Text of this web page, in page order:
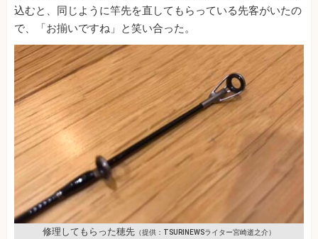
込むと、同じように竿先を直してもらっている先客がいたの
で、「お揃いですね」と笑い合った。
修理してもらった穂先 （提供：TSURINEWSライター宮崎逝之介）